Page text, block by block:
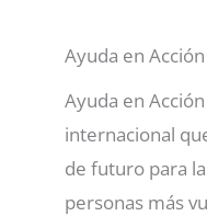
Ayuda en Acción
Ayuda en
internacional
de futuro para
personas más